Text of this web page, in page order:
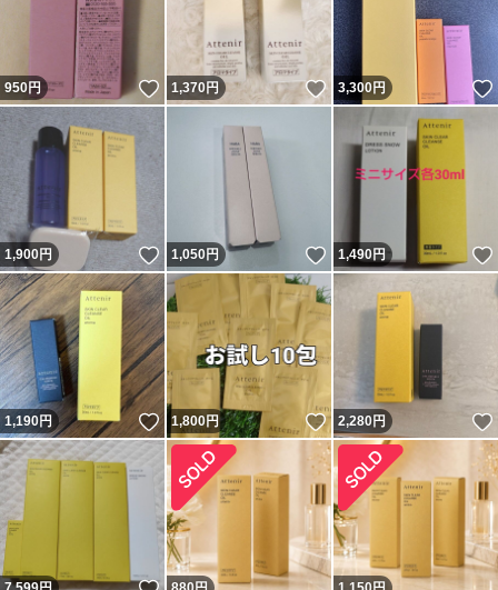
950円 いいね！
1,370円 いいね！
3,300円
1,900円 いいね！
1,050円 いいね！
1,490円
1,190円 いいね！
1,800円 いいね！
2,280円